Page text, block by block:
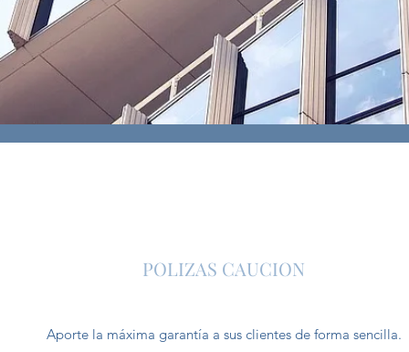
POLIZAS CAUCION
Aporte la máxima garantía a sus clientes de forma sencilla.